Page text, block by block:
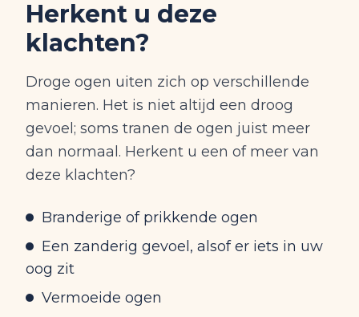
Herkent u deze
klachten?
Droge ogen uiten zich op verschillende
manieren. Het is niet altijd een droog
gevoel; soms tranen de ogen juist meer
dan normaal. Herkent u een of meer van
deze klachten?
Branderige of prikkende ogen
Een zanderig gevoel, alsof er iets in uw
oog zit
Vermoeide ogen